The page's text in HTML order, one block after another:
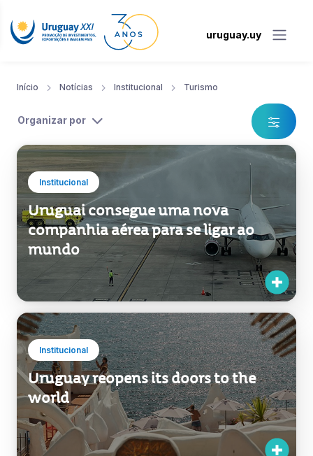
uruguay.uy
Início Notícias Institucional Turismo
Organizar por
Institucional
Uruguai consegue uma nova
companhia aérea para se ligar ao
mundo
Institucional
Uruguay reopens its doors to the
world